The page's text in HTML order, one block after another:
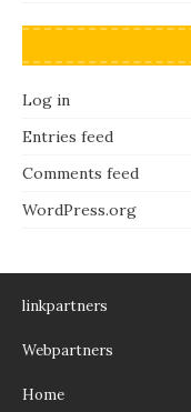
Log in
Entries feed
Comments feed
WordPress.org
linkpartners
Webpartners
Home